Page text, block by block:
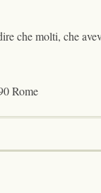
che molti, che
Rome